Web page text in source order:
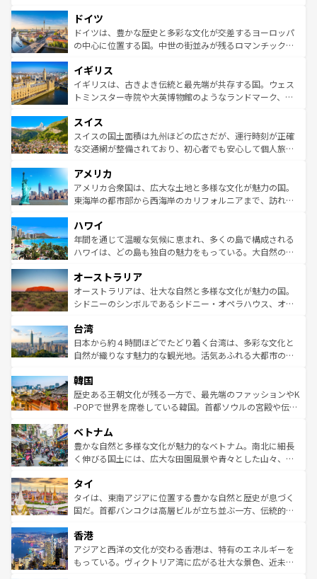
せる。地方によって風土や気候が異なるスペインはその個
性で訪れる人を魅了する。 なお、新着のスペイン情報は コ
ンテンツ一覧を参照してほしい。
で、幅広い魅力が詰まっている。華麗な宮殿、歴史的な大
聖堂、美しいビーチ、そして豊かな自然が、訪れる者を心
から魅了する。また、フランスは美食の国としても知ら
いる。シャンパンの発祥地であるランス、プロヴァンスの
香り高いラベンダー畑など、多彩な楽しみ方が可能だ。さ
らに、パリ以外の地域にも魅力が溢れており、どの街角に
れる地方に足を運ぶとそれぞれで全く異なる文化を体験で
きるだろう。 なお、新着のフランス情報はコンテンツ一覧
を参照してほしい。
ドイツ
ドイツは、豊かな歴史と多彩な文化が交差するヨーロッパ
の中心に位置する国。中世の街並みが残るロマンチック街
顔を持つこの国は、どこを歩いても飽きることがない。ベ
ルリンの文化的活気、バイエルン州のアルプスの絶景、そ
してライン川沿いのワイン畑といった風景は必見。ビール
は、お酒好きな人にはぜひ体験してほしい。 なお、新着の
ドイツ情報はコンテンツ一覧を参照してほしい。
イギリス
イギリスは、古きよき伝統と最先端が共存する国。ウェス
トミンスター寺院や大英博物館のようなランドマーク、歴
リアごとに異なる魅力がある。また、優雅なアフタヌーン
ティー、ビール好きにはたまらない英国パブ、サッカー観
戦など、本場だからこそできる体験も豊富。イギリスを旅
ンツ一覧を参照してほしい。
スイス
スイスの国土面積は九州ほどの広さだが、運行時刻が正確
な交通網が整備されており、初心者でも安心して個人旅行
の建物がそのまま残る町や、スイスならではのユニークな
博物館もあり、アルプス観光だけでなく町歩きも満喫する
ことができる。国民の所得が高いため物価も高いが、旅行
ば市内交通費無料で観光を楽しむこともできる。 なお、新
着のスイス情報はコンテンツ一覧 を参照してほしい。
アメリカ
アメリカ合衆国は、広大な土地と多様な文化が魅力の国。
東海岸の都市部から西海岸のカリフォルニアまで、訪れる
のような巨大都市は、観光、ショッピング、エンターテイ
ンメントが詰まった刺激的なスポットだ。一方、アメリカ
西部には大自然が広がり、グランドキャニオンやイエロー
部のニューオーリンズでは、音楽と美食が融合した独特の
文化が魅力。旅行者はアメリカの各地域で異なる魅力を楽
しみながら、その多様性と豊かな歴史を感じることができ
ならではの贅沢な旅のスタイルだ。 なお、新着のアメリカ
情報はコンテンツ一覧を参照してほしい。
ハワイ
年間を通じて温暖な気候に恵まれ、多くの島で構成される
ハワイは、どの島も独自の魅力をもっている。大自然の神
ワイ島は見逃せない。また、定番の観光地といえばオアフ
島だが、静かな自然を求めるならマウイ島やカウアイ島が
おすすめ。エメラルドグリーンに輝く海をはじめ、豊かな
れるおもてなしの心で訪れる人々を迎えてくれるハワイの
人々、おいしいローカルフードやハワイアンミュージッ
ク、伝統的なフラダンスなど、すべてがハワイの魅力を彩
ワイを、存分に味わってほしい。 なお、新着のハワイ情報
はコンテンツ一覧を参照してほしい。
オーストラリア
オーストラリアは、壮大な自然と多様な文化が魅力の国。
シドニーのシンボルであるシドニー・オペラハウス、オー
リアリーフや大陸中央部にそびえるウルル（エアーズロッ
ク）、タスマニアの美しい原生林やケアンズの熱帯雨林な
ど、見どころがたくさん。また、カフェやワイン、オージ
いる。アクティビティも充実しており、サーフィンやダイ
ビング、ハイキングなど、アウトドア好きにはたまらな
い。オーストラリアの多彩な魅力を存分に味わいつくそ
参照してほしい。
台湾
日本から約４時間ほどでたどり着く台湾は、多彩な文化と
自然が織りなす魅力的な観光地。活気あふれる大都市の台
ン）、静ひつな山岳地帯である台湾東部など、都市の喧騒
と山間の静けさが共存しており、訪れる人に新しい発見と
驚きをもたらしてくれる。また、奥深い台湾の食文化も魅
容にもいいと評判のスイーツなど、バラエティ豊かな料理
が味わえる。 なお、新着の台湾情報は コンテンツ一覧を参
照してほしい。
韓国
歴史ある王朝文化が残る一方で、最先端のファッションやK
-POPで世界を席巻している韓国。首都ソウルの宮殿や伝統
き、地方に足を延ばせば四季折々の自然美を楽しむことが
できる。そして、キムチや焼肉、絶品のストリートフード
まで、さまざまな韓国料理が待っている。夜には、韓国な
リティに包まれながら、韓国の多彩な魅力を心ゆくまで味
わってみてほしい。 なお、新着の韓国情報はコンテンツ一
覧を参照してほしい。
ベトナム
豊かな自然と多様な文化が魅力的なベトナム。南北に細長
く伸びる国土には、広大な田園風景や青々とした山々、世
急速な発展と共に伝統が息づく。ハノイの古い町並みやホ
ーチミン市のフランス統治時代の建物も、独特の雰囲気を
醸し出している。また、バラエティの豊かさとおいしさで
とつ。フォーやバインミー、ベトナムコーヒーなどは、ぜ
ひ現地で味わいたい。どの地域を訪れてもあたたかい人々
が旅行者を迎えてくれるので、きっと忘れられない旅にな
タイ
タイは、東南アジアに位置する豊かな自然と歴史が息づく
国だ。首都バンコクは高層ビルが立ち並ぶ一方、伝統的な
の活気が交差している。北部ではチェンマイなどの山岳地
帯で自然と触れ合い、南部ではプーケットやクラビの美し
いビーチでリゾート気分を楽しむことができる。タイ料理
香港
アジアと西洋の文化が交わる香港は、特有のエネルギーを
もっている。ヴィクトリア湾に広がる壮大な景色、近未来